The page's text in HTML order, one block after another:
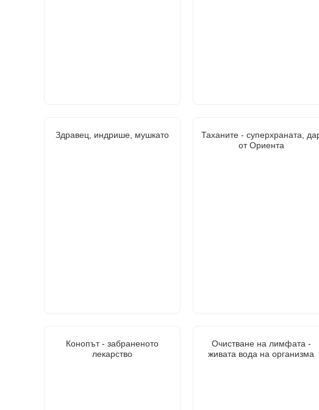
Здравец, индрише, мушкато
Таханите - суперхраната,
от Ориента
Конопът - забраненото
лекарство
Очистване на лимфата -
живата вода на организма